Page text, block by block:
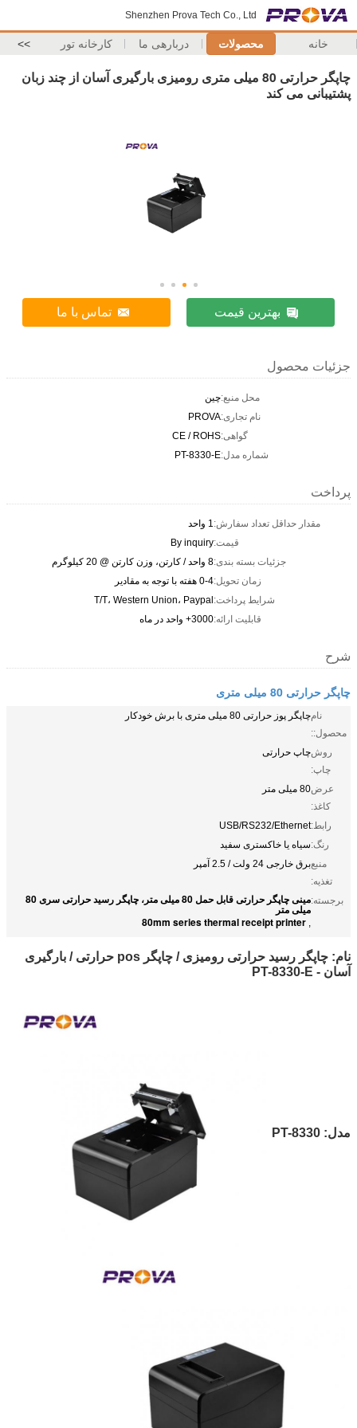
Shenzhen Prova Tech Co., Ltd
خانه محصولات دربارهی ما کارخانه تور >>
چاپگر حرارتی 80 میلی متری رومیزی بارگیری آسان از چند زبان
پشتیبانی می کند
بهترین قیمت تماس با ما
جزئیات محصول
محل منبع:چین
نام تجاری:PROVA
گواهی:CE / ROHS
شماره مدل:PT-8330-E
پرداخت
مقدار حداقل تعداد سفارش:1 واحد
قیمت:By inquiry
جزئیات بسته بندی:8 واحد / کارتن، وزن کارتن @ 20 کیلوگرم
زمان تحویل:0-4 هفته با توجه به مقادیر
شرایط پرداخت:T/T، Western Union، Paypal
قابلیت ارائه:3000+ واحد در ماه
شرح
چاپگر حرارتی 80 میلی متری
نام
محصول::
چاپگر پوز حرارتی 80 میلی متری با برش خودکار
روش
چاپ:
چاپ حرارتی
عرض
کاغذ:
80 میلی متر
رابط:USB/RS232/Ethernet
رنگ:سیاه یا خاکستری سفید
منبع
تغذیه:
برق خارجی 24 ولت / 2.5 آمپر
برجسته: مینی چاپگر حرارتی قابل حمل 80 میلی متر، چاپگر رسید حرارتی سری 80
میلی متر
,
80mm series thermal receipt printer
نام: چاپگر رسید حرارتی رومیزی / چاپگر pos حرارتی / بارگیری
آسان - PT-8330-E
مدل: PT-8330